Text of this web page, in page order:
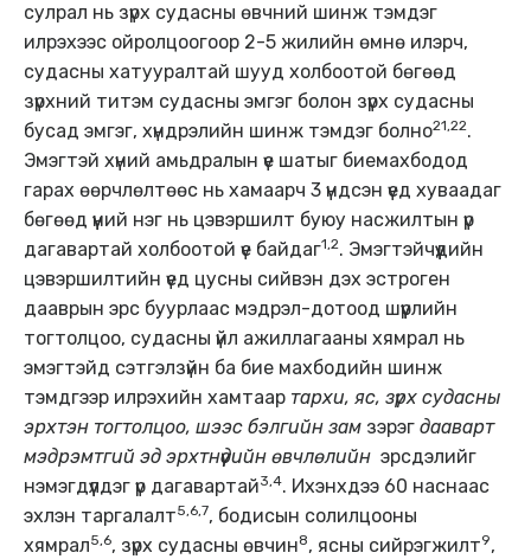
сулрал нь зүрх судасны өвчний шинж тэмдэг
илрэхээс ойролцоогоор 2-5 жилийн өмнө илэрч,
судасны хатууралтай шууд холбоотой бөгөөд
зүрхний титэм судасны эмгэг болон зүрх судасны
бусад эмгэг, хүндрэлийн шинж тэмдэг болно21,22.
Эмэгтэй хүний амьдралын үе шатыг биемахбодод
гарах өөрчлөлтөөс нь хамаарч 3 үндсэн үед хуваадаг
бөгөөд үүний нэг нь цэвэршилт буюу насжилтын үр
дагавартай холбоотой үе байдаг1,2. Эмэгтэйчүүдийн
цэвэршилтийн үед цусны сийвэн дэх эстроген
дааврын эрс буурлаас мэдрэл-дотоод шүүрлийн
тогтолцоо, судасны үйл ажиллагааны хямрал нь
эмэгтэйд сэтгэлзүйн бa бие махбодийн шинж
тэмдгээр илрэхийн хамтаар тархи, яс, зүрх судасны
эрхтэн тогтолцоо, шээс бэлгийн зам зэрэг дааварт
мэдрэмтгий эд эрхтнүүдийн өвчлөлийн эрсдэлийг
нэмэгдүүлдэг үр дагавартай3,4. Ихэнхдээ 60 наснаас
эхлэн таргалалт5,6,7, бодисын солилцооны
хямрал5,6, зүрх судасны өвчин8, ясны сийрэгжилт9,